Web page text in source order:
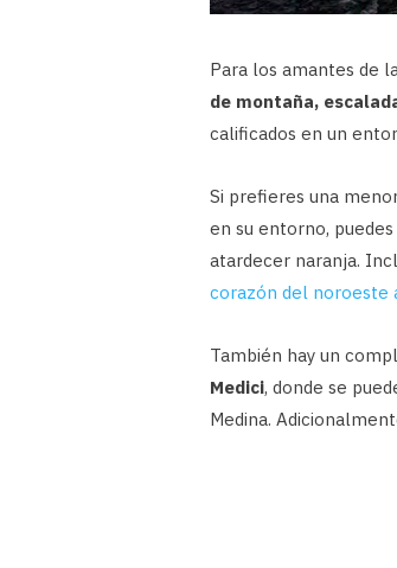
Para los amantes de
de montaña,
calificados en un
Si prefieres una
en su entorno,
atardecer naranja.
corazón del noroeste
También hay un
Medici, donde se
Medina.